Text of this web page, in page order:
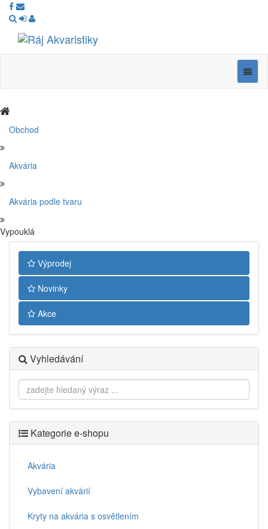
Ráj
Obchod
Akvária
Akvária podle tvaru
Vypouklá
Výprodej
Novinky
Akce
Vyhledávání
Kategorie e-shopu
Akvária
Vybavení akvárií
Kryty na akvária s osvětlením